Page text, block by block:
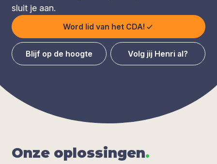
sluit je aan.
Word lid van het CDA!
Blijf op de hoogte Volg jij Henri al?
Onze oplos­sin­gen.